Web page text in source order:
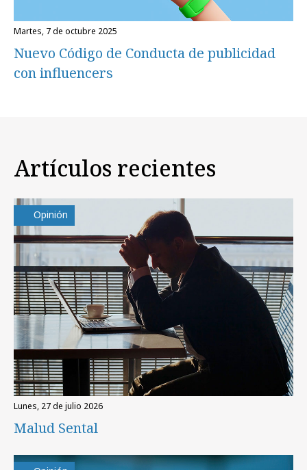
martes, 7 de octubre 2025
Nuevo Código de Conducta de publicidad
con influencers
Artículos recientes
Opinión
lunes, 27 de julio 2026
Malud Sental